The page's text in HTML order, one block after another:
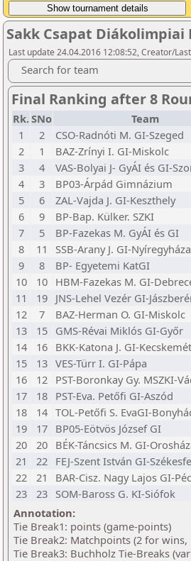
Sakk Csapat
Last update 24.04.2016 12:08:52, Creator/
Search for team
Final Ranking after 8
Rk.SNo Team
1
2 CSO-Radnóti M. GI-Szeged
2
1 BAZ-Zrínyi I. GI-Miskolc
3
4 VAS-Bolyai J- GyÁI és GI-
4
3 BP03-Árpád Gimnázium
5
6 ZAL-Vajda J. GI-Keszthely
6
9 BP-Bap. Külker. SZKI
7
5 BP-Fazekas M. GyÁI és GI
8
11 SSB-Arany J. GI-Nyíregyháza
9
8 BP- Egyetemi KatGI
10
10 HBM-Fazekas M. GI-
11
19 JNS-Lehel Vezér GI-
12
7 BAZ-Herman O. GI-Miskolc
13
15 GMS-Révai Miklós GI-Győr
14
16 BKK-Katona J. GI-Kecskemét
15
13 VES-Türr I. GI-Pápa
16
12 PST-Boronkay Gy. MSZKI-
17
18 PST-Eva. Petőfi GI-Aszód
18
14 TOL-Petőfi S. EvaGI-
19
17 BP05-Eötvös József GI
20
20 BÉK-Táncsics M. GI-
21
22 FEJ-Szent István GI-
22
21 BAR-Cisz. Nagy Lajos GI-
23
23 SOM-Baross G. KI-Siófok
Annotation:
Tie Break1: points (game-points)
Tie Break2: Matchpoints (2 for
Tie Break3: Buchholz Tie-Breaks